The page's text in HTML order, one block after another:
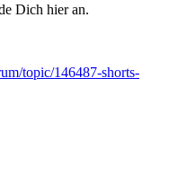
Dich hier an.
topic/146487-shorts-